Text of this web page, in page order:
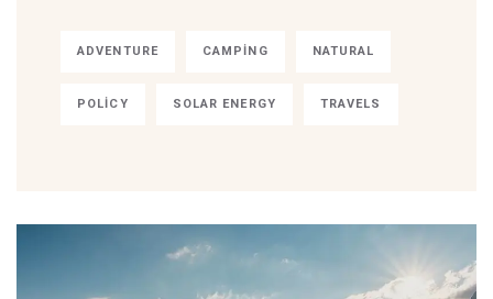
ADVENTURE CAMPING NATURAL
POLICY SOLAR ENERGY TRAVELS